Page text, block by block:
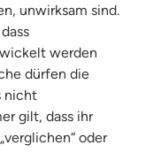
unwirksam sind.
werden
dürfen die
nicht
gilt, dass ihr
oder